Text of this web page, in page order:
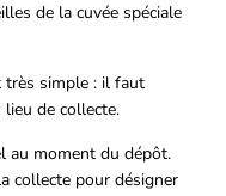
de la cuvée spéciale
très simple : il faut
de collecte.
au moment du dépôt.
collecte pour désigner